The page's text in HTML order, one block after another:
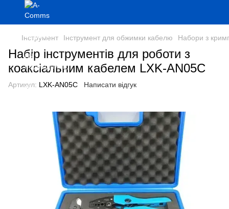
Інструмент Інструмент для обжимки кабелю Набори з
Набір інструментів для роботи з
коаксіальним кабелем LXK-AN05C
Артикул: LXK-AN05C Написати відгук